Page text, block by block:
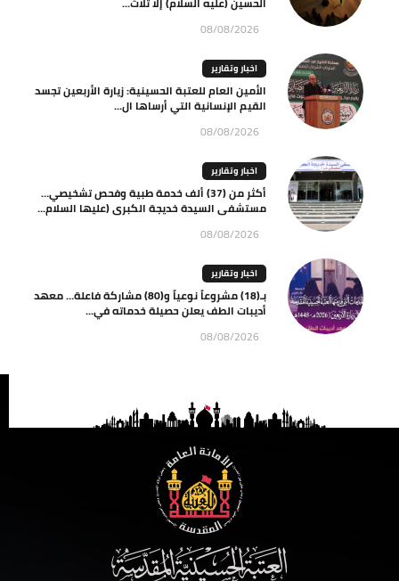
08/08/2026
اخبار وتقارير
الأمين العام للعتبة الحسينية: زيارة الأربعين تجسد
القيم الإنسانية التي أرساها ال...
08/08/2026
اخبار وتقارير
أكثر من (37) ألف خدمة طبية وفحص تشخيصي…
مستشفى السيدة خديجة الكبرى (عليها السلام...
08/08/2026
اخبار وتقارير
بـ(18) مشروعاً نوعياً و(80) مشاركة فاعلة… معهد
أديبات الطف يعلن حصيلة خدماته في...
08/08/2026